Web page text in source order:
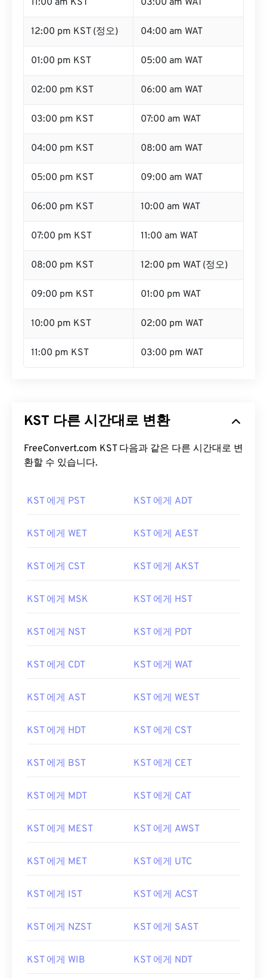
11:00 am KST 03:00 am WAT
12:00 pm KST (정오) 04:00 am WAT
01:00 pm KST 05:00 am WAT
02:00 pm KST 06:00 am WAT
03:00 pm KST 07:00 am WAT
04:00 pm KST 08:00 am WAT
05:00 pm KST 09:00 am WAT
06:00 pm KST 10:00 am WAT
07:00 pm KST 11:00 am WAT
08:00 pm KST 12:00 pm WAT (정오)
09:00 pm KST 01:00 pm WAT
10:00 pm KST 02:00 pm WAT
11:00 pm KST 03:00 pm WAT
KST 다른 시간대로 변환
FreeConvert.com KST 다음과 같은 다른 시간대로 변
환할 수 있습니다.
KST 에게 PST KST 에게 ADT
KST 에게 WET KST 에게 AEST
KST 에게 CST KST 에게 AKST
KST 에게 MSK KST 에게 HST
KST 에게 NST KST 에게 PDT
KST 에게 CDT KST 에게 WAT
KST 에게 AST KST 에게 WEST
KST 에게 HDT KST 에게 CST
KST 에게 BST KST 에게 CET
KST 에게 MDT KST 에게 CAT
KST 에게 MEST KST 에게 AWST
KST 에게 MET KST 에게 UTC
KST 에게 IST KST 에게 ACST
KST 에게 NZST KST 에게 SAST
KST 에게 WIB KST 에게 NDT